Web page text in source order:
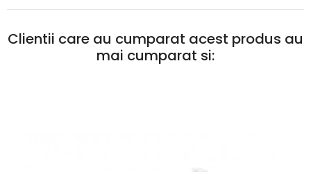
Clientii care au cumparat acest produs au
mai cumparat si: